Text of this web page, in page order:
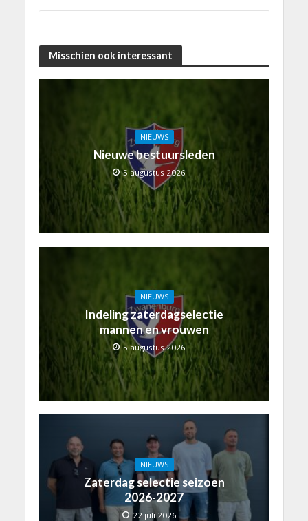
Misschien ook interessant
NIEUWS
Nieuwe bestuursleden
5 augustus 2026
NIEUWS
Indeling zaterdagselectie
mannen en vrouwen
5 augustus 2026
NIEUWS
Zaterdag selectie seizoen
2026-2027
22 juli 2026